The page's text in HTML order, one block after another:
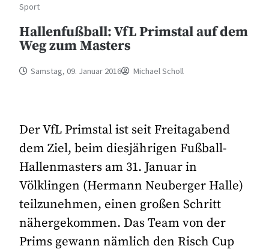
Sport
Hallenfußball: VfL Primstal auf dem
Weg zum Masters
Samstag, 09. Januar 2016 Michael Scholl
Der VfL Primstal ist seit Freitagabend
dem Ziel, beim diesjährigen Fußball-
Hallenmasters am 31. Januar in
Völklingen (Hermann Neuberger Halle)
teilzunehmen, einen großen Schritt
nähergekommen. Das Team von der
Prims gewann nämlich den Risch Cup